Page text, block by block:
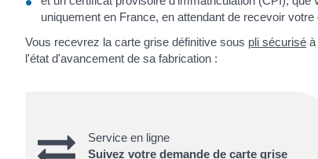
uniquement en France, en attendant de recevoir votre
Vous recevrez la carte grise définitive sous pli sécurisé à
l'état d'avancement de sa fabrication :
Service en ligne
Suivez votre demande de carte grise